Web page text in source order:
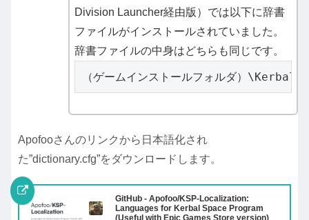
Division Launcher経由版）では以下に辞書
ファイルがインストールされていました。
辞書ファイルの中身はどちらも同じです。
（ゲームインストールフォルダ）
Apofooさんのリンクから日本語化され
た”dictionary.cfg”をダウンロードします。
GitHub - Apofoo/KSP-Localization:
Languages for Kerbal Space Program